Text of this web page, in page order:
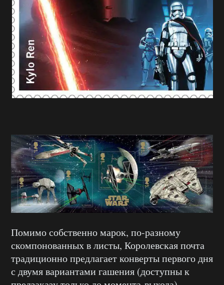
Помимо собственно марок, по-разному
скомпонованных в листы, Королевская почта
традиционно предлагает конверты первого дня
с двумя вариантами гашения (доступны к